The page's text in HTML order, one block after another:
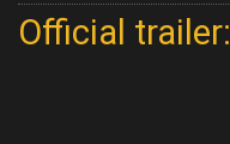
Official trailer: